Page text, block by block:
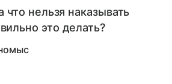
что нельзя наказывать
это делать?